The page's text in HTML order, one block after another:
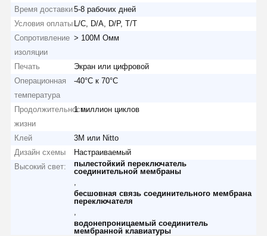
Время доставки5-8 рабочих дней
Условия оплаты L/C, D/A, D/P, T/T
Сопротивление
изоляции
> 100M Омм
Печать
Экран или цифровой
Операционная
температура
-40°C к 70°C
Продолжительность
жизни
1 миллион циклов
Клей
3M или Nitto
Дизайн схемы
Настраиваемый
Высокий свет:
пылестойкий переключатель
соединительной мембраны
бесшовная связь соединительного мембрана
переключателя
водонепроницаемый соединитель
мембранной клавиатуры